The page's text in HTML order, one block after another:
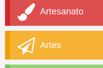
Artesanato
Artes